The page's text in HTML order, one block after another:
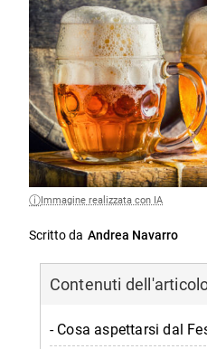
Immagine realizzata con IA
Scritto da Andrea Navarro
Contenuti
- Cosa aspettarsi dal